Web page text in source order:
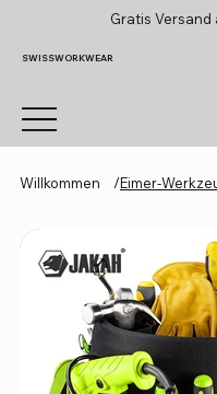
Gratis Versand
SWISSWORKWEAR
Willkommen /Eimer-